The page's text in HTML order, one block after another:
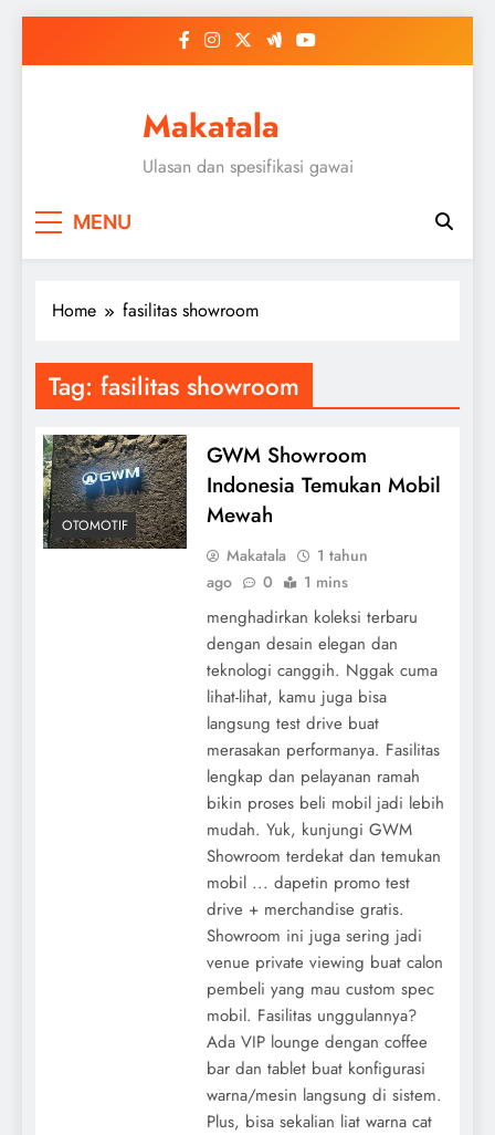
Makatala
Ulasan dan spesifikasi gawai
MENU
Home fasilitas showroom
Tag: fasilitas showroom
OTOMOTIF
GWM Showroom
Indonesia Temukan Mobil
Mewah
Makatala
1 tahun
ago
0 1 mins
menghadirkan koleksi terbaru
dengan desain elegan dan
teknologi canggih. Nggak cuma
lihat-lihat, kamu juga bisa
langsung test drive buat
merasakan performanya. Fasilitas
lengkap dan pelayanan ramah
bikin proses beli mobil jadi lebih
mudah. Yuk, kunjungi GWM
Showroom terdekat dan temukan
mobil ... dapetin promo test
drive + merchandise gratis.
Showroom ini juga sering jadi
venue private viewing buat calon
pembeli yang mau custom spec
mobil. Fasilitas unggulannya?
Ada VIP lounge dengan coffee
bar dan tablet buat konfigurasi
warna/mesin langsung di sistem.
Plus, bisa sekalian liat warna cat